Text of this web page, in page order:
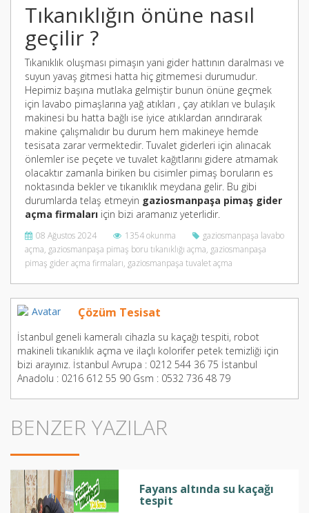
Tıkanıklığın önüne nasıl
geçilir ?
Tıkanıklık oluşması pimaşın yani gider hattının daralması ve
suyun yavaş gitmesi hatta hiç gitmemesi durumudur.
Hepimiz başına mutlaka gelmiştir bunun önüne geçmek
için lavabo pimaşlarına yağ atıkları , çay atıkları ve bulaşık
makinesi bu hatta bağlı ise iyice atıklardan arındırarak
makine çalışmalıdır bu durum hem makineye hemde
tesisata zarar vermektedir. Tuvalet giderleri için alınacak
önlemler ise peçete ve tuvalet kağıtlarını gidere atmamak
olacaktır zamanla biriken bu cisimler pimaş boruların es
noktasında bekler ve tıkanıklık meydana gelir. Bu gibi
durumlarda telaş etmeyin gaziosmanpaşa pimaş gider
açma firmaları için bizi aramanız yeterlidir.
08 Ağustos 2024 1354 okunma
gaziosmanpaşa lavabo
açma, gaziosmanpaşa pimaş boru tıkanıklığı açma, gaziosmanpaşa
pimaş gider açma firmaları, gaziosmanpaşa tuvalet açma
Çözüm Tesisat
İstanbul geneli kameralı cihazla su kaçağı tespiti, robot
makineli tıkanıklık açma ve ilaçlı kolorifer petek temizliği için
bizi arayınız. İstanbul Avrupa : 0212 544 36 75 İstanbul
Anadolu : 0216 612 55 90 Gsm : 0532 736 48 79
BENZER YAZILAR
Fayans altında su kaçağı
tespit